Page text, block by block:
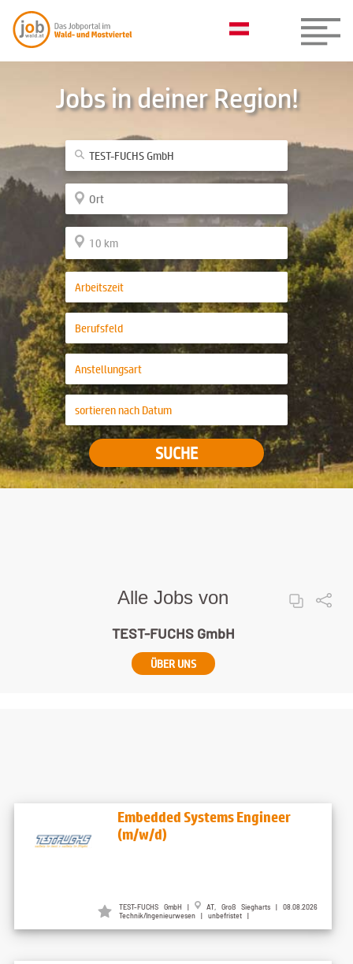
Jobs in deiner Region!
SUCHE
Alle Jobs von
TEST-FUCHS GmbH
ÜBER UNS
Embedded Systems Engineer
(m/w/d)
TEST-FUCHS GmbH |
AT, Groß Siegharts | 08.08.2026
Technik/Ingenieurwesen | unbefristet |